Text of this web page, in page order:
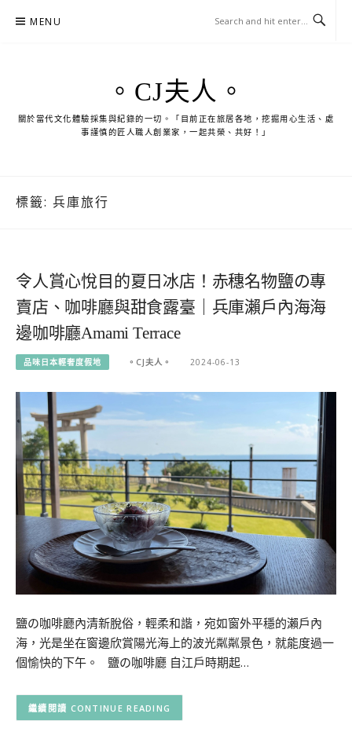
MENU
。CJ夫人。
關於當代文化體驗採集與紀錄的一切。「目前正在旅居各地，挖掘用心生活、處
事謹慎的匠人職人創業家，一起共榮、共好！」
標籤: 兵庫旅行
令人賞心悅目的夏日冰店！赤穗名物鹽の專
賣店、咖啡廳與甜食露臺｜兵庫瀨戶內海海
邊咖啡廳Amami Terrace
品味日本輕奢度假地 。CJ夫人。 2024-06-13
鹽の咖啡廳內清新脫俗，輕柔和諧，宛如窗外平穩的瀨戶內
海，光是坐在窗邊欣賞陽光海上的波光粼粼景色，就能度過一
個愉快的下午。 鹽の咖啡廳 自江戶時期起…
CONTINUE READING